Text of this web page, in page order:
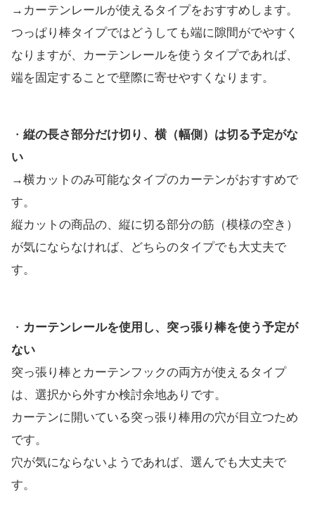
→カーテンレールが使えるタイプをおすすめします。
つっぱり棒タイプではどうしても端に隙間がでやすく
なりますが、カーテンレールを使うタイプであれば、
端を固定することで壁際に寄せやすくなります。
・ 縦の長さ部分だけ切り、横（幅側）は切る予定がな
い
→横カットのみ可能なタイプのカーテンがおすすめで
す。
縦カットの商品の、縦に切る部分の筋（模様の空き）
が気にならなければ、どちらのタイプでも大丈夫で
す。
・ カーテンレールを使用し、突っ張り棒を使う予定が
ない
突っ張り棒とカーテンフックの両方が使えるタイプ
は、選択から外すか検討余地ありです。
カーテンに開いている突っ張り棒用の穴が目立つため
です。
穴が気にならないようであれば、選んでも大丈夫で
す。